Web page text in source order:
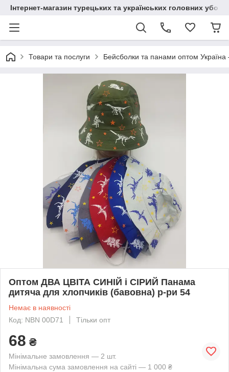
Інтернет-магазин турецьких та українських головних
Товари та послуги Бейсболки та панами оптом
Оптом ДВА ЦВІТА СИНІЙ і СІРИЙ Панама
дитяча для хлопчиків (бавовна) р-ри 54
Немає в наявності
Код: NBN 00D71
Тільки опт
68 ₴
Мінімальне замовлення — 2 шт.
Мінімальна сума замовлення на сайті — 1 000 ₴